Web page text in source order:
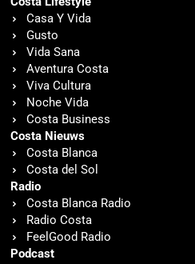
Casa Y Vida
Gusto
Vida Sana
Aventura Costa
Viva Cultura
Noche Vida
Costa Business
Costa Nieuws
Costa Blanca
Costa del Sol
Radio
Costa Blanca Radio
Radio Costa
FeelGood Radio
Podcast